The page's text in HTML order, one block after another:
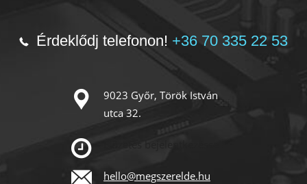
Érdeklődj telefonon! +36 70 335 22 53
9023 Győr, Török István
utca 32.
hello@megszerelde.hu